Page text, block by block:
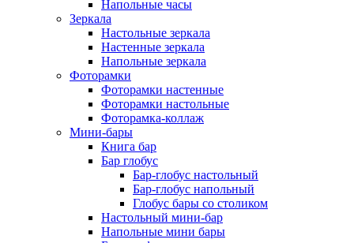
Напольные часы
Зеркала
Настольные зеркала
Настенные зеркала
Напольные зеркала
Фоторамки
Фоторамки настенные
Фоторамки настольные
Фоторамка-коллаж
Мини-бары
Книга бар
Бар глобус
Бар-глобус настольный
Бар-глобус напольный
Глобус бары со столиком
Настольный мини-бар
Напольные мини бары